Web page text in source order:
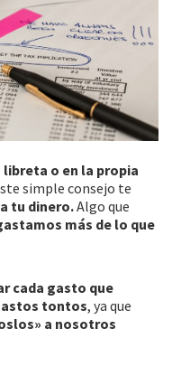
libreta o en la propia
simple consejo te
tu dinero.Algo que
más de lo que
cada gasto que
tontos, ya que
a nosotros